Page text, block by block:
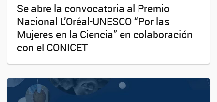
Se abre la convocatoria al Premio
Nacional L’Oréal-UNESCO “Por las
Mujeres en la Ciencia” en colaboración
con el CONICET